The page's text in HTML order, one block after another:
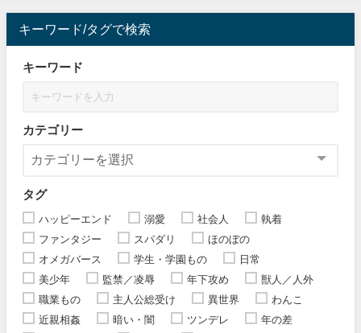
キーワード/タグで検索
キーワード
カテゴリー
タグ
ハッピーエンド 溺愛 社会人
執着
ファンタジー
スパダリ
ほのぼの
オメガバース
学生・学園もの
日常
美少年
監禁／凌辱 年下攻め
獣人／人外
職業もの
主人公総受け 異世界
わんこ
近親相姦
暗い・闇 ツンデレ
年の差